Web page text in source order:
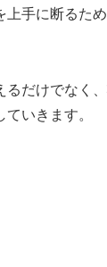
上手に断るた
るだけでなく
いきます。